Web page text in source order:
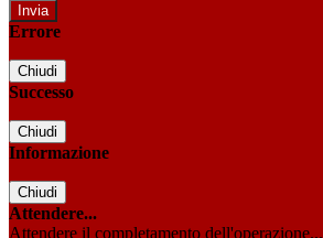
Errore
Chiudi
Successo
Chiudi
Informazione
Chiudi
Attendere...
Attendere il completamento dell'operazione...